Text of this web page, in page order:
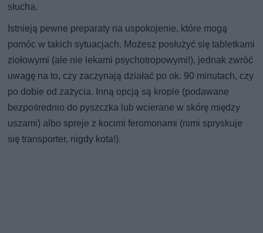
słucha.
Istnieją pewne preparaty na uspokojenie, które mogą
pomóc w takich sytuacjach. Możesz posłużyć się tabletkami
ziołowymi (ale nie lekami psychotropowymi!), jednak zwróć
uwagę na to, czy zaczynają działać po ok. 90 minutach, czy
po dobie od zażycia. Inną opcją są krople (podawane
bezpośrednio do pyszczka lub wcierane w skórę między
uszami) albo spreje z kocimi feromonami (nimi spryskuje
się transporter, nigdy kota!).